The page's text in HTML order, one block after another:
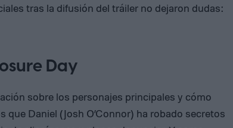
tras la difusión del tráiler no dejaron dudas:
Day
sobre los personajes principales y cómo
que Daniel (Josh O’Connor) ha robado secretos